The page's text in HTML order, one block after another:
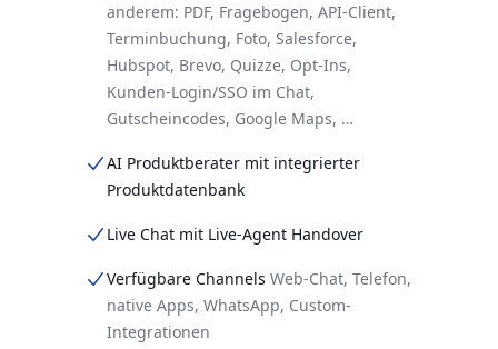
anderem: PDF, Fragebogen, API-Client,
Terminbuchung, Foto, Salesforce,
Hubspot, Brevo, Quizze, Opt-Ins,
Kunden-Login/SSO im Chat,
Gutscheincodes, Google Maps, …
AI Produktberater mit integrierter
Produktdatenbank
Live Chat mit Live-Agent Handover
Verfügbare Channels Web-Chat, Telefon,
native Apps, WhatsApp, Custom-
Integrationen